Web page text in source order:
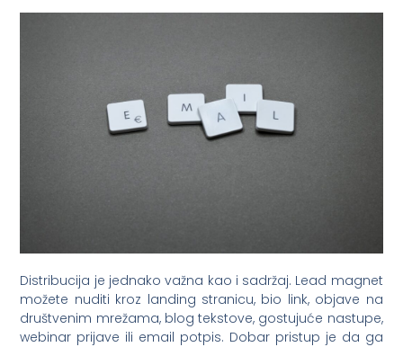
Distribucija je jednako važna kao i sadržaj. Lead magnet
možete nuditi kroz landing stranicu, bio link, objave na
društvenim mrežama, blog tekstove, gostujuće nastupe,
webinar prijave ili email potpis. Dobar pristup je da ga